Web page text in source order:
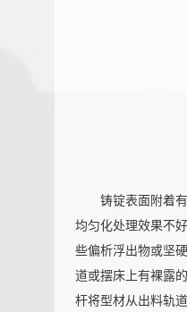
铸锭表面附着
均匀化处理效果不
些偏析浮出物或坚
道或摆床上有裸露
杆将型材从出料轨